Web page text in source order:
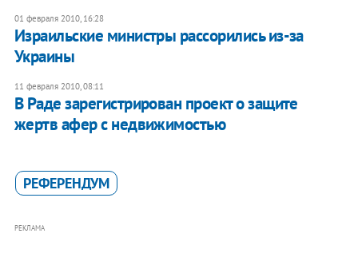
01 февраля 2010, 16:28
Израильские министры рассорились из-за
Украины
11 февраля 2010, 08:11
В Раде зарегистрирован проект о защите
жертв афер с недвижимостью
РЕФЕРЕНДУМ
РЕКЛАМА